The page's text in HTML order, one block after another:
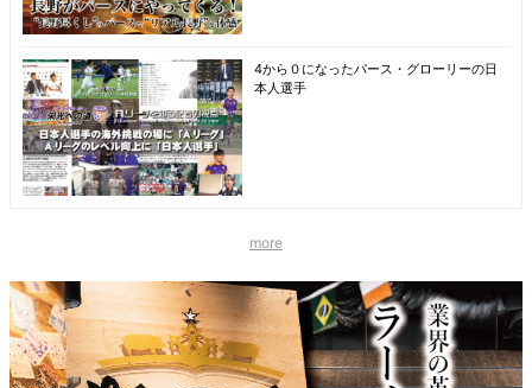
4から０になったパース・グローリーの日
本人選手
more